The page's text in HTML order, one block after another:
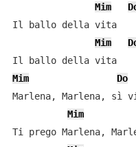
Mim
Il ballo della vita
Mim
Mim
Do
Marlena, Marlena, sì
Mim
Ti prego Marlena,